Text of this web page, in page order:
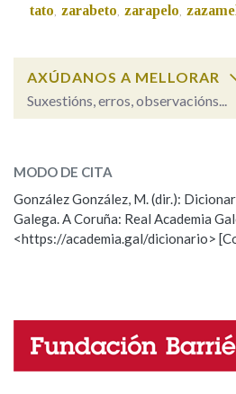
OUTRAS OPCIÓNS DE BUSCA
Pertence a
tato, zarabeto, zarapelo,
AXÚDANOS A MELLORAR
Suxestións, erros, observacións...
ESCOLLE UNHA OPCIÓN:
Observación Hai un erro
Propoño mellorar a definición
Nome
MODO DE CITA
González González, M. (dir.):
Galega. A Coruña: Real Academia
<https://academia.gal/dicionario>